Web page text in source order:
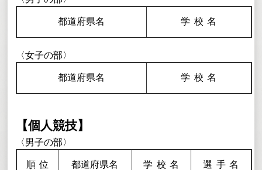
都道府県名 学校名
〈女子の部〉
都道府県名 学校名
【個人競技】
〈男子の部〉
順位 都道府県名 学校名 選手名